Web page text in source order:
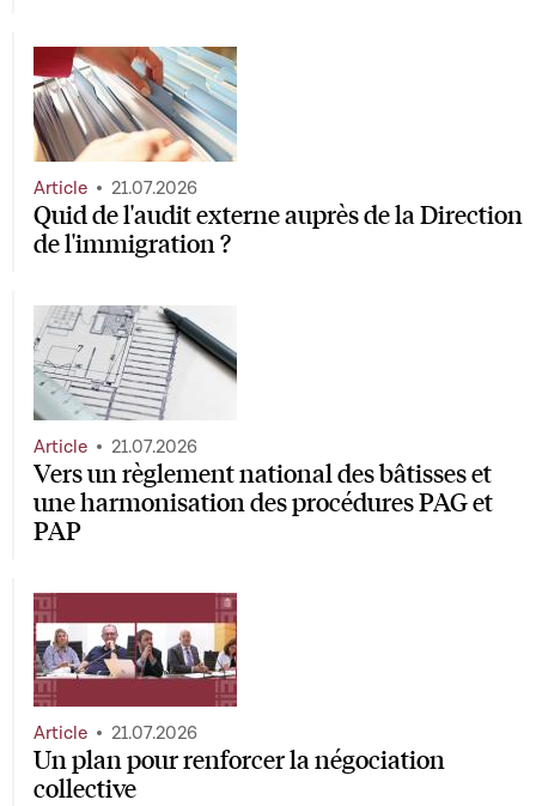
Quid de l'audit externe auprès de la Direction
de l'immigration ?
Article 21.07.2026
Vers un règlement national des bâtisses et
une harmonisation des procédures PAG et
PAP
Article 21.07.2026
Un plan pour renforcer la négociation
collective
Article 21.07.2026